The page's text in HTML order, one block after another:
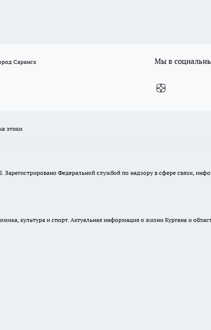
Саранск Мы в
этики
Федеральной службой по надзору в сфере связи,
культура и спорт. Актуальная информация о жизни Кургана и